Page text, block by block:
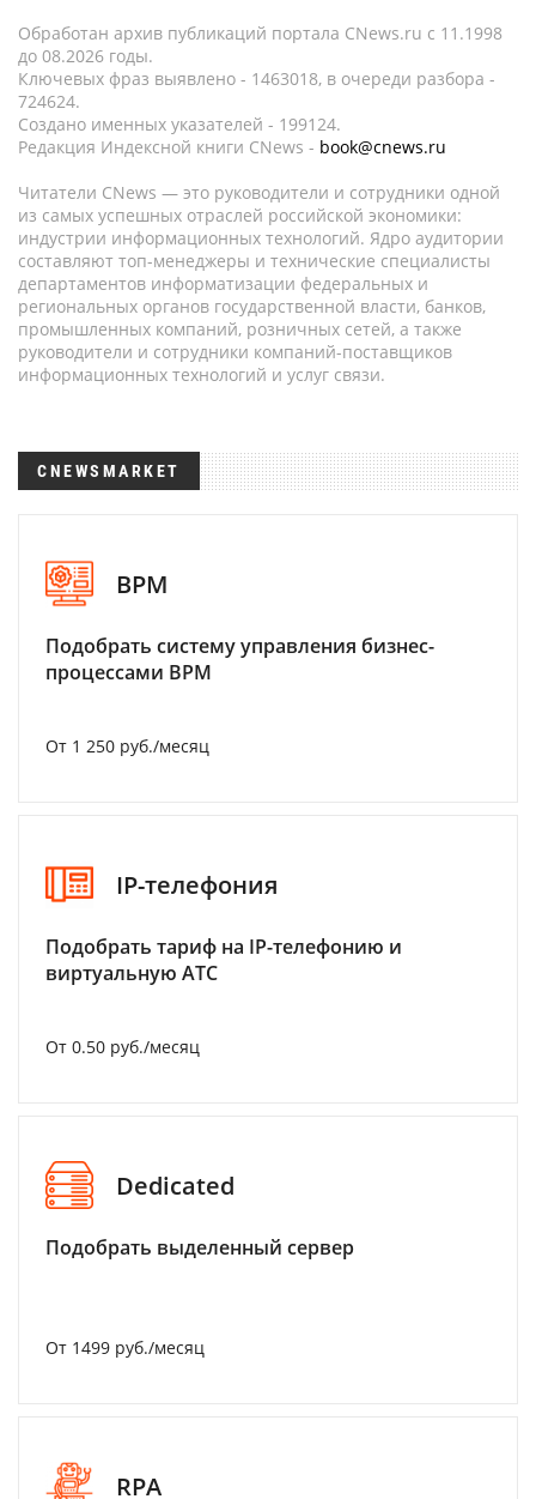
Обработан архив публикаций портала CNews.ru c 11.1998
до 08.2026 годы.
Ключевых фраз выявлено - 1463018, в очереди разбора -
724624.
Создано именных указателей - 199124.
Редакция Индексной книги CNews - book@cnews.ru
Читатели CNews — это руководители и сотрудники одной
из самых успешных отраслей российской экономики:
индустрии информационных технологий. Ядро аудитории
составляют топ-менеджеры и технические специалисты
департаментов информатизации федеральных и
региональных органов государственной власти, банков,
промышленных компаний, розничных сетей, а также
руководители и сотрудники компаний-поставщиков
информационных технологий и услуг связи.
CNEWSMARKET
BPM
Подобрать систему управления бизнес-
процессами BPM
От 1 250 руб./месяц
IP-телефония
Подобрать тариф на IP-телефонию и
виртуальную АТС
От 0.50 руб./месяц
Dedicated
Подобрать выделенный сервер
От 1499 руб./месяц
RPA